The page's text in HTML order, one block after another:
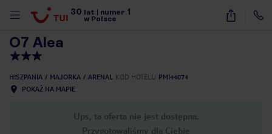
30 lat numer 1
w Polsce
26
O7 Alea
HISZPANIA MAJORKA ARENAL KOD HOTELU PMI44074
POKAŻ NA MAPIE
Ups, ta oferta nie jest dostępna.
Przygotowaliśmy dla Ciebie